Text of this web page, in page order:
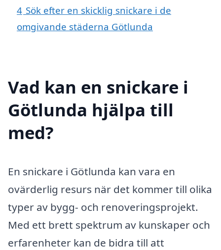
4 Sök efter en skicklig snickare i de
omgivande städerna Götlunda
Vad kan en snickare i
Götlunda hjälpa till
med?
En snickare i Götlunda kan vara en
ovärderlig resurs när det kommer till olika
typer av bygg- och renoveringsprojekt.
Med ett brett spektrum av kunskaper och
erfarenheter kan de bidra till att